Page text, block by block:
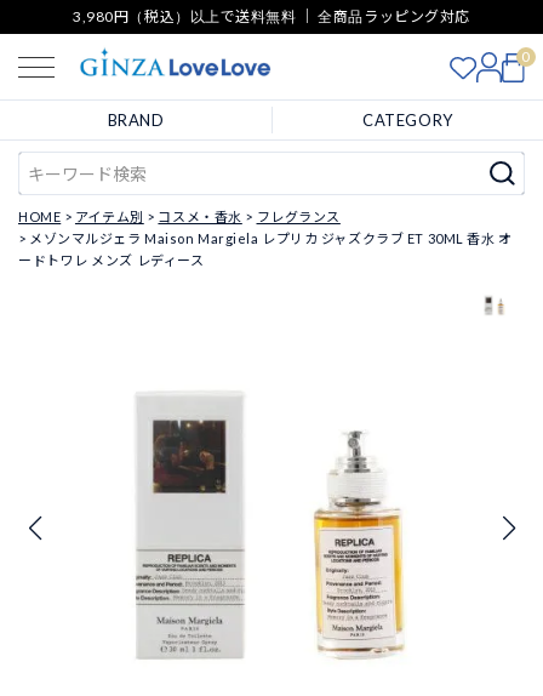
3,980円（税込）以上で送料無料 ｜ 全商品ラッピング対応
0
BRAND CATEGORY
HOME アイテム別 コスメ・香水
フレグランス
メゾンマルジェラ Maison Margiela レプリカ ジャズクラブ ET 30ML 香水 オ
ードトワレ メンズ レディース